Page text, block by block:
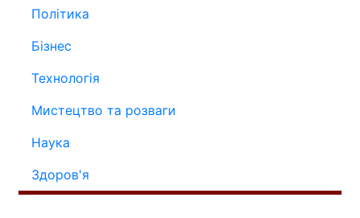
Політика
Бізнес
Технологія
Мистецтво та розваги
Наука
Здоров'я